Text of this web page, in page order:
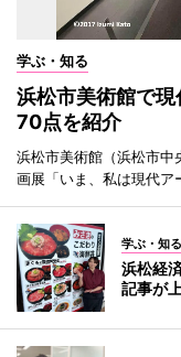
学ぶ・知る
浜松市美術館で
70点を紹介
浜松市美術館（浜松市
画展「いま、私は現代ア
学ぶ・知る
浜松経
記事が